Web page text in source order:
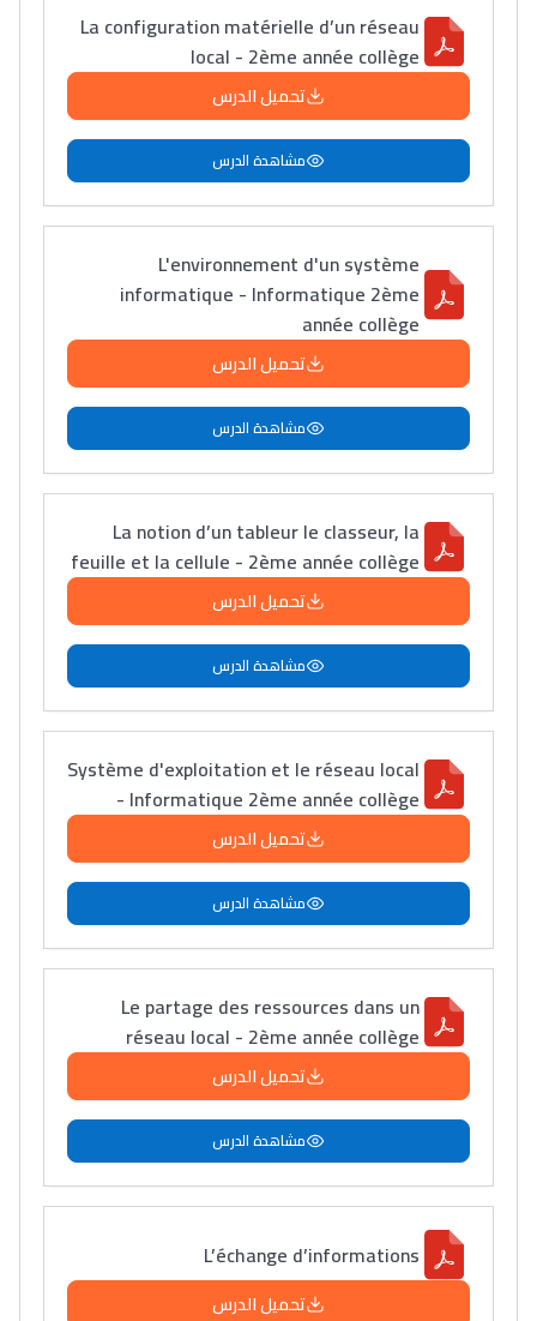
La configuration matérielle d’un réseau
local - 2ème année collège
تحميل الدرس
مشاهدة الدرس
L'environnement d'un système
informatique - Informatique 2ème
année collège
تحميل الدرس
مشاهدة الدرس
La notion d’un tableur le classeur, la
feuille et la cellule - 2ème année collège
تحميل الدرس
مشاهدة الدرس
Système d'exploitation et le réseau local
- Informatique 2ème année collège
تحميل الدرس
مشاهدة الدرس
Le partage des ressources dans un
réseau local - 2ème année collège
تحميل الدرس
مشاهدة الدرس
L’échange d’informations
تحميل الدرس